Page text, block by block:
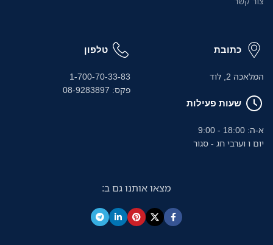
כתובת
המלאכה 2, לוד
שעות פעילות
א-ה: 18:00 - 9:00
יום ו וערבי חג - סגור
טלפון
1-700-70-33-83
פקס: 08-9283897
מצאו אותנו גם ב: